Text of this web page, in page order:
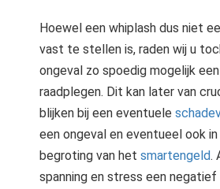
Hoewel een whiplash dus niet
vast te stellen is, raden wij u
ongeval zo spoedig mogelijk
raadplegen. Dit kan later van
blijken bij een eventuele
een ongeval en eventueel ook
begroting van het smartengeld.
spanning en stress een